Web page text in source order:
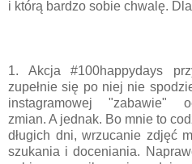
i którą bardzo sobie chwalę.
1. Akcja #100happydays
zupełnie się po niej nie
instagramowej "zabawie"
zmian. A jednak. Bo mnie to
długich dni, wrzucanie zdjęć
szukania i doceniania.